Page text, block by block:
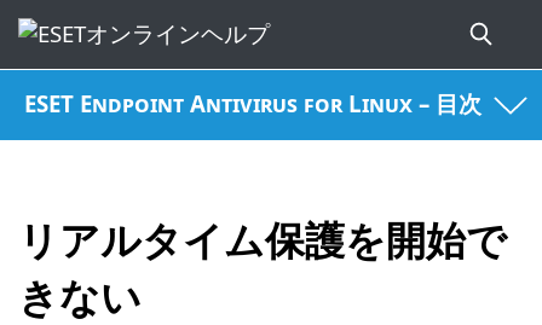
ESET Endpoint Antivirus for Linux – 目次
リアルタイム保護を開始で
きない